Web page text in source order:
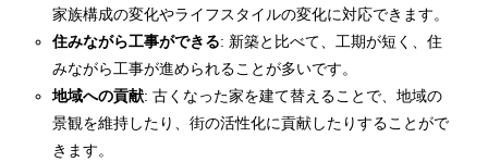
家族構成の変化やライフスタイルの変化に対応できます。
住みながら工事ができる: 新築と比べて、工期が短く、住
みながら工事が進められることが多いです。
地域への貢献: 古くなった家を建て替えることで、地域の
景観を維持したり、街の活性化に貢献したりすることがで
きます。